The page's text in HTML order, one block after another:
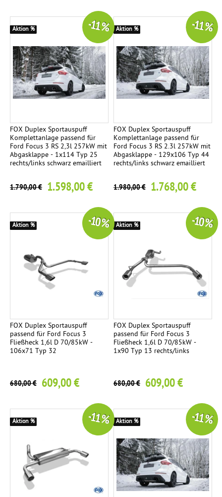
2
E
d
o
n
Ø
1
1
m
s
c
a
c
k
r
m
e
FOX Duplex Sportauspuff
Komplettanlage passend für
Ford Focus 3 RS 2,3l 257kW mit
Abgasklappe - 1x114 Typ 25
rechts/links schwarz emailliert
1.790,00 € 1.598,00 €
-11 %
Aktion %
FOX Duplex Sportauspuff
Komplettanlage passend für
Ford Focus 3 RS 2.3l 257kW mit
Abgasklappe - 129x106 Typ 44
rechts/links schwarz emailliert
1.980,00 € 1.768,00 €
-11 %
Aktion %
FOX Duplex Sportauspuff
passend für Ford Focus 3
Fließheck 1,6l D 70/85kW -
106x71 Typ 32
680,00 € 609,00 €
-10 %
Aktion %
FOX Duplex Sportauspuff
passend für Ford Focus 3
Fließheck 1,6l D 70/85kW -
1x90 Typ 13 rechts/links
680,00 € 609,00 €
-10 %
Aktion %
-11 %
Aktion % -11 %
Aktion %